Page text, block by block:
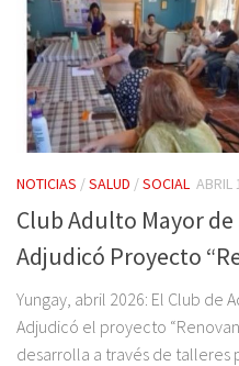
NOTICIAS /SALUD /SOCIAL ABRIL
Club Adulto Mayor
Adjudicó Proyecto
Yungay, abril 2026: El Club de
Adjudicó el proyecto
desarrolla a través de talleres